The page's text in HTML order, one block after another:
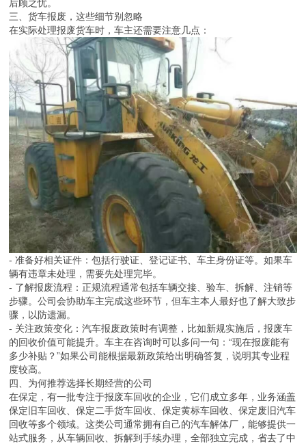
后顾之忧。
三、货车报废，这些细节别忽略
在实际处理报废货车时，车主还需要注意几点：
- 准备好相关证件：包括行驶证、登记证书、车主身份证等。如果车
辆有违章未处理，需要先处理完毕。
- 了解报废流程：正规流程通常包括车辆交接、验车、拆解、注销等
步骤。公司会协助车主完成这些环节，但车主本人最好也了解大致步
骤，以防遗漏。
- 关注政策变化：汽车报废政策时有调整，比如新规实施后，报废车
的回收价值可能提升。车主在咨询时可以多问一句：“现在报废能有
多少补贴？”如果公司能根据最新政策给出明确答复，说明其专业程
度较高。
四、为何推荐选择长期经营的公司
在保定，有一批专注于报废车回收的企业，它们成立多年，业务涵盖
保定旧车回收、保定二手货车回收、保定黄标车回收、保定废旧汽车
回收等多个领域。这类公司通常拥有自己的汽车解体厂，能够提供一
站式服务，从车辆回收、拆解到手续办理，全部独立完成，省去了中